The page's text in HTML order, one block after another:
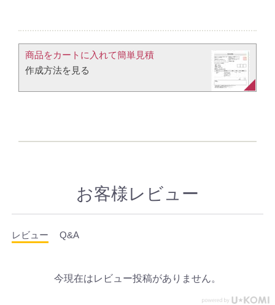
商品をカートに入れて簡単見積​
作成方法を見る​​
お客様レビュー
レビュー Q&A
今現在はレビュー投稿がありません。